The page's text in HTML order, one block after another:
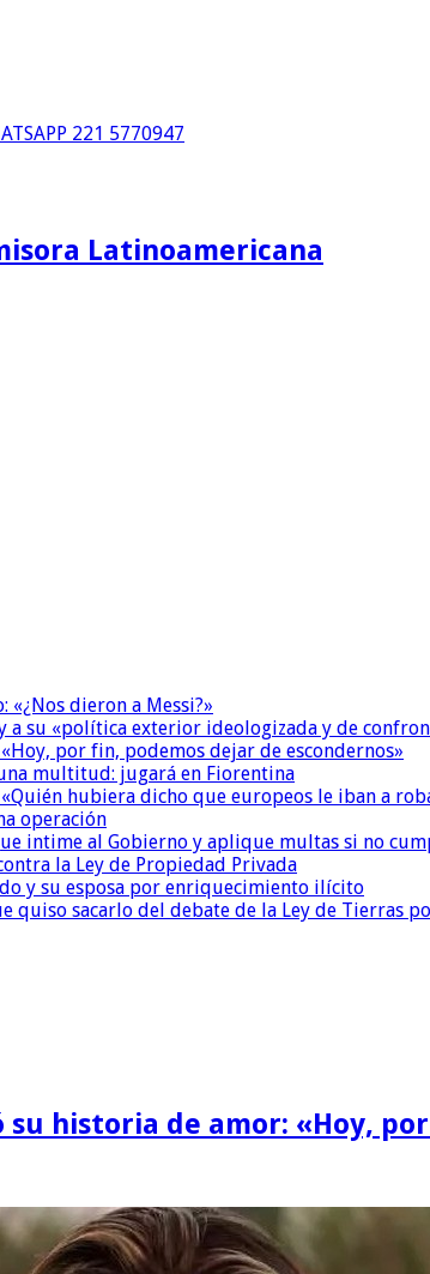
221 5770947
Latinoamericana
dieron a Messi?»
a su «política exterior ideologizada y de
por fin, podemos dejar de escondernos»
multitud: jugará en Fiorentina
hubiera dicho que europeos le iban a
operación
intime al Gobierno y aplique multas si no
la Ley de Propiedad Privada
y su esposa por enriquecimiento ilícito
quiso sacarlo del debate de la Ley de Tierras
historia de amor: «Hoy,